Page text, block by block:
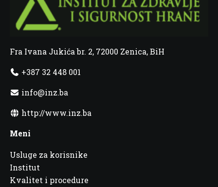
Fra Ivana Jukića br. 2, 72000 Zenica, BiH
+387 32 448 001
info@inz.ba
http://www.inz.ba
Meni
Usluge za korisnike
Institut
Kvalitet i procedure